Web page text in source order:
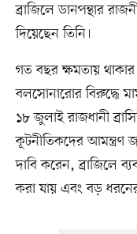
ব্রাজিলে ডানপন্থার
দিয়েছেন তিনি।
গত বছর ক্ষমতায়
বলসোনারোর বিরুদ্ধে
১৮ জুলাই রাজধানী
কূটনীতিকদের আমন্ত্রণ
দাবি করেন, ব্রাজিলে
করা যায় এবং বড়